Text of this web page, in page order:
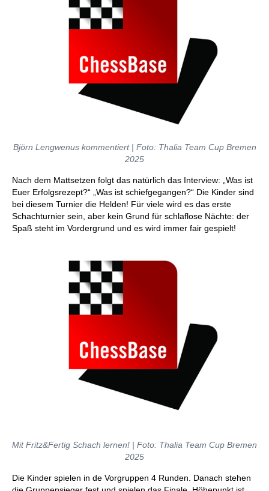
Björn Lengwenus kommentiert | Foto: Thalia Team Cup Bremen
2025
Nach dem Mattsetzen folgt das natürlich das Interview: „Was ist
Euer Erfolgsrezept?“ „Was ist schiefgegangen?“ Die Kinder sind
bei diesem Turnier die Helden! Für viele wird es das erste
Schachturnier sein, aber kein Grund für schlaflose Nächte: der
Spaß steht im Vordergrund und es wird immer fair gespielt!
Mit Fritz&Fertig Schach lernen! | Foto: Thalia Team Cup Bremen
2025
Die Kinder spielen in de Vorgruppen 4 Runden. Danach stehen